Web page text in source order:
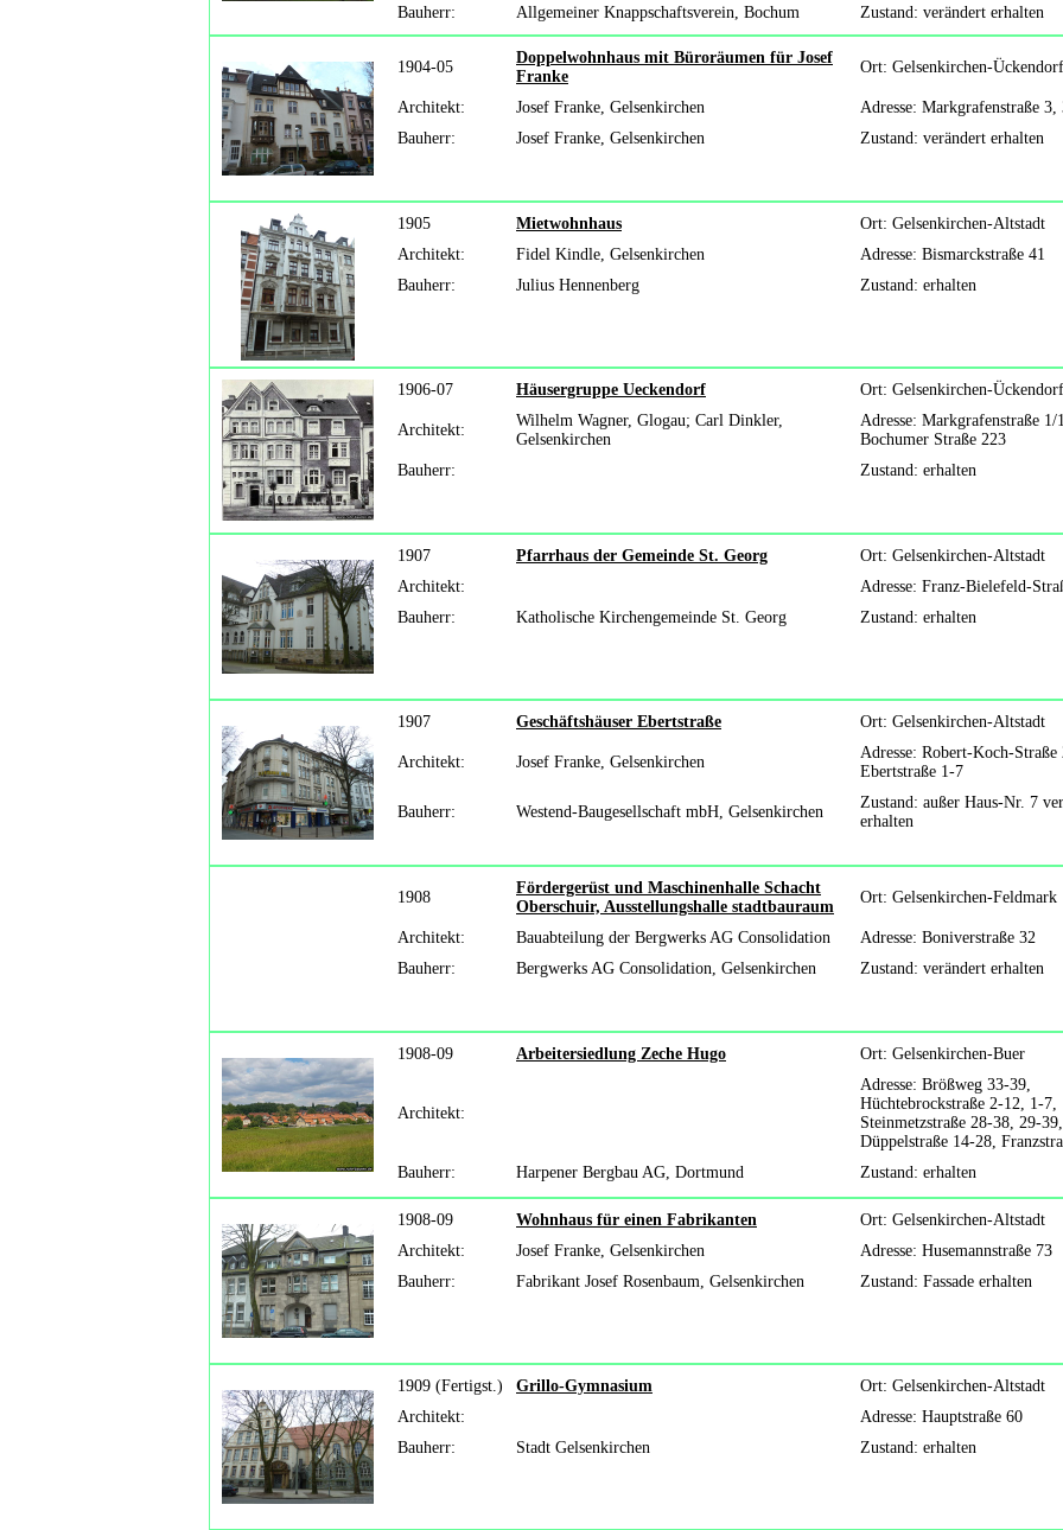
Bauherr: Allgemeiner Knappschaftsverein, Bochum Zustand: verändert erhalten
1904-05
Doppelwohnhaus mit Büroräumen für Josef
Franke
Ort: Gelsenkirchen-Ückendorf
Architekt: Josef Franke, Gelsenkirchen
Adresse: Markgrafenstraße 3,
Bauherr:
Josef Franke, Gelsenkirchen Zustand: verändert erhalten
1905 Mietwohnhaus
Ort: Gelsenkirchen-Altstadt
Architekt:
Fidel Kindle, Gelsenkirchen
Adresse: Bismarckstraße 41
Bauherr:
Julius Hennenberg Zustand: erhalten
1906-07 Häusergruppe Ueckendorf Ort: Gelsenkirchen-Ückendorf
Architekt:
Wilhelm Wagner, Glogau; Carl Dinkler,
Gelsenkirchen
Adresse: Markgrafenstraße 1/
Bochumer Straße 223
Bauherr:
Zustand: erhalten
1907 Pfarrhaus der Gemeinde St. Georg
Ort: Gelsenkirchen-Altstadt
Architekt:
Adresse: Franz-Bielefeld-
Bauherr:
Katholische Kirchengemeinde St. Georg Zustand: erhalten
1907 Geschäftshäuser Ebertstraße Ort: Gelsenkirchen-Altstadt
Architekt: Josef Franke, Gelsenkirchen
Adresse: Robert-Koch-Straße
Ebertstraße 1-7
Bauherr: Westend-Baugesellschaft mbH, Gelsenkirchen
Zustand: außer Haus-Nr. 7
erhalten
1908
Fördergerüst und Maschinenhalle Schacht
Oberschuir, Ausstellungshalle stadtbauraum
Ort: Gelsenkirchen-Feldmark
Architekt: Bauabteilung der Bergwerks AG Consolidation
Adresse: Boniverstraße 32
Bauherr:
Bergwerks AG Consolidation, Gelsenkirchen Zustand: verändert erhalten
1908-09 Arbeitersiedlung Zeche Hugo Ort: Gelsenkirchen-Buer
Architekt:
Adresse: Brößweg 33-39,
Hüchtebrockstraße 2-12, 1-7,
Steinmetzstraße 28-38, 29-39,
Düppelstraße 14-28,
Bauherr:
Harpener Bergbau AG, Dortmund Zustand: erhalten
1908-09 Wohnhaus für einen Fabrikanten
Ort: Gelsenkirchen-Altstadt
Architekt:
Josef Franke, Gelsenkirchen
Adresse: Husemannstraße 73
Bauherr:
Fabrikant Josef Rosenbaum, Gelsenkirchen Zustand: Fassade erhalten
1909 (Fertigst.) Grillo-Gymnasium
Ort: Gelsenkirchen-Altstadt
Architekt:
Adresse: Hauptstraße 60
Bauherr:
Stadt Gelsenkirchen Zustand: erhalten